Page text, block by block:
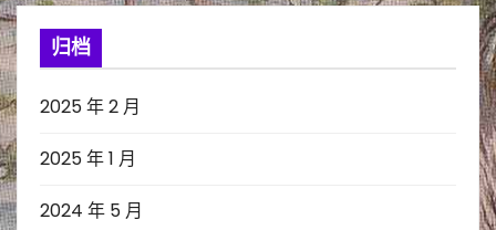
归档
2025 年 2 月
2025 年 1 月
2024 年 5 月